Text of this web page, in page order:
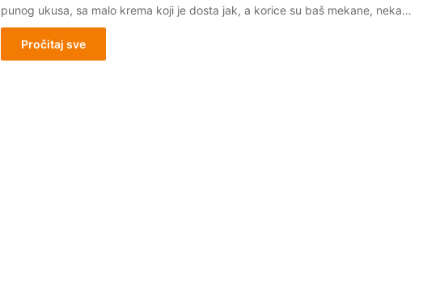
punog ukusa, sa malo krema koji je dosta jak, a korice su baš mekane, neka…
Pročitaj sve